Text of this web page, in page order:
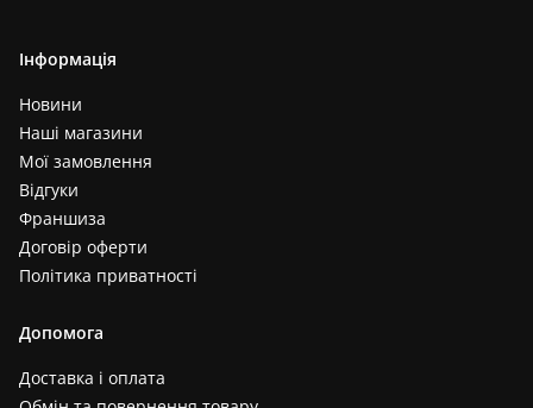
Інформація
Новини
Наші магазини
Мої замовлення
Відгуки
Франшиза
Договір оферти
Політика приватності
Допомога
Доставка і оплата